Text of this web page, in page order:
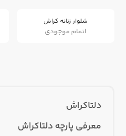
شلوار زنانه کراش
اتمام موجودی
دلتاکراش
معرفی پارچه دلتاکراش